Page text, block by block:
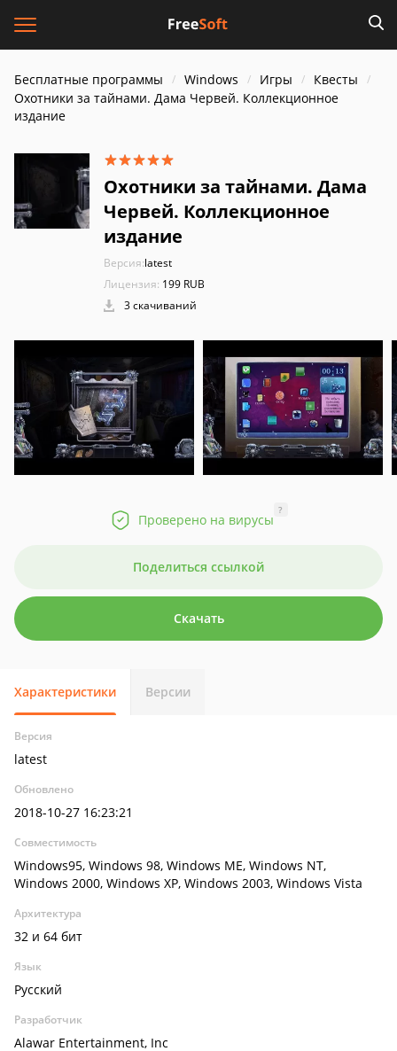
Бесплатные программы Windows Игры
Квесты
Охотники за тайнами. Дама Червей. Коллекционное
издание
Охотники за тайнами. Дама
Червей. Коллекционное
издание
Версия:latest
Лицензия: 199 RUB
3 скачиваний
Проверено на вирусы
?
Поделиться ссылкой
Скачать
Характеристики Версии
Версия
latest
Обновлено
2018-10-27 16:23:21
Совместимость
Windows95, Windows 98, Windows ME, Windows NT,
Windows 2000, Windows XP, Windows 2003, Windows Vista
Архитектура
32 и 64 бит
Язык
Русский
Разработчик
Alawar Entertainment, Inc